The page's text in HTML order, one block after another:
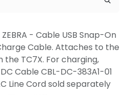
- Cable USB Snap-On
Cable. Attaches to the
TC7X. For charging,
Cable CBL-DC-383A1-01
Line Cord sold separately